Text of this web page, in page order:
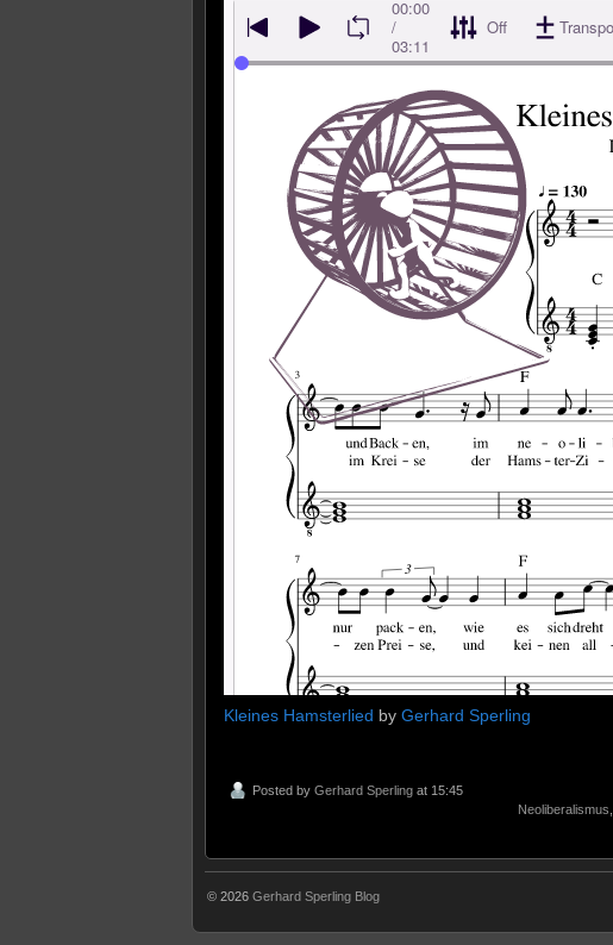
Kleines Hamsterlied by Gerhard Sperling
Posted by Gerhard Sperling at 15:45
Neoliberalismus,
© 2026 Gerhard Sperling Blog